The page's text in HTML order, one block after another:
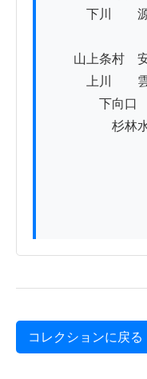
下川　　源
タイラ
山上条村　
上川　　雲
下向口　
杉林水
コレクションに戻る